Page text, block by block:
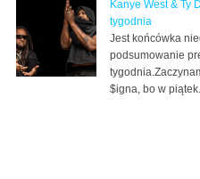
Kanye West & Ty
tygodnia
Jest końcówka
podsumowanie
$igna, bo w